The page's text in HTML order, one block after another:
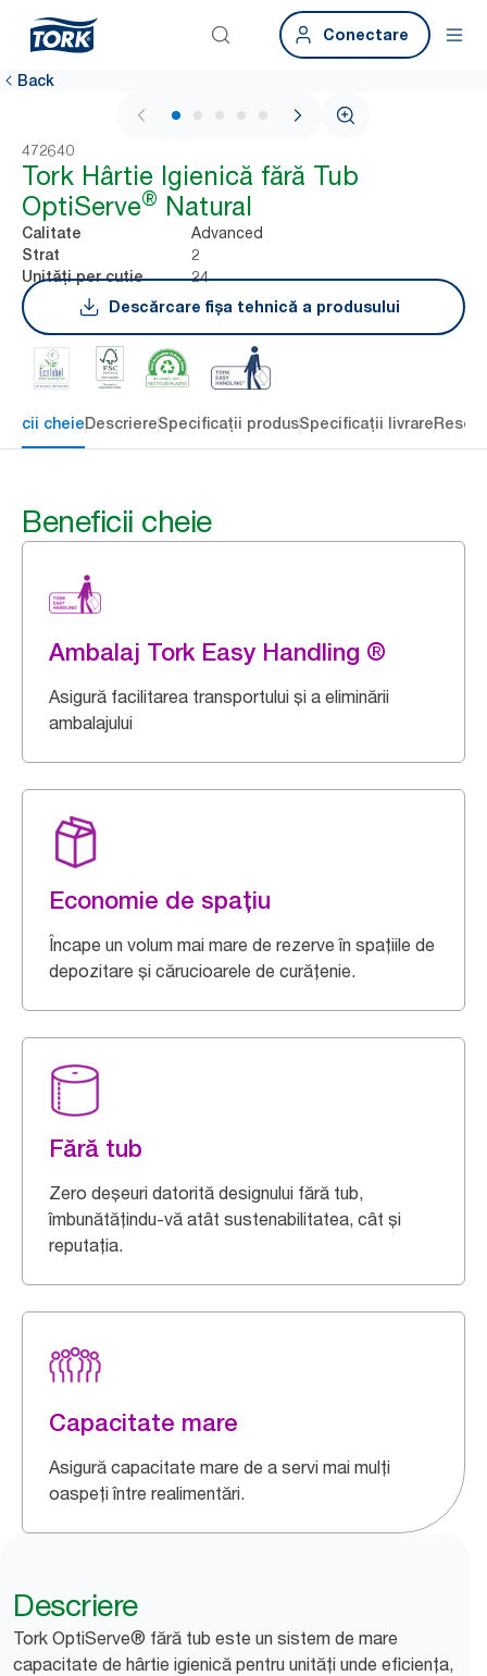
Conectare
Back
1 / 5
472640
Tork Hârtie Igienică fără Tub
OptiServe® Natural
Calitate Advanced
Strat 2
Unități per cutie
24
Descărcare fișa tehnică a produsului
cheieDescriereSpecificații produsSpecificații livrare
Beneficii cheie
Ambalaj Tork Easy Handling ®
Asigură facilitarea transportului și a eliminării
ambalajului
Economie de spațiu
Încape un volum mai mare de rezerve în spațiile de
depozitare și cărucioarele de curățenie.
Fără tub
Zero deșeuri datorită designului fără tub,
îmbunătățindu-vă atât sustenabilitatea, cât și
reputația.
Capacitate mare
Asigură capacitate mare de a servi mai mulți
oaspeți între realimentări.
Descriere
Tork OptiServe® fără tub este un sistem de mare
capacitate de hârtie igienică pentru unități unde eficiența,